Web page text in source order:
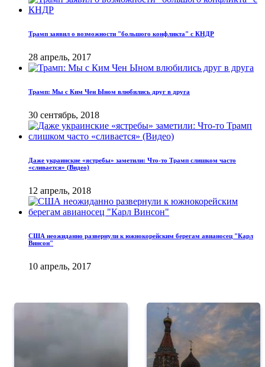
Трамп заявил о возможности "большого конфликта" с КНДР
28 апрель, 2017
Трамп: Мы с Ким Чен Ыном влюбились друг в друга
30 сентябрь, 2018
Даже украинские «ястребы» заметили: Что-то Трамп слишком часто
«сливается» (Видео)
12 апрель, 2018
США неожиданно развернули к южнокорейским берегам авианосец "Карл
Винсон"
10 апрель, 2017